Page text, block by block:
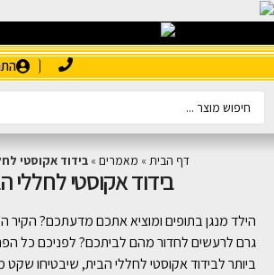
דף הבית » מאמרים »בידוד אקוסטי
בידוד אקוסטי לחללי
הילד מנגן בתופים ומוציא אתכם מדעתכם?
גרם לרעשים לחדור מהם לביתכם? לפניכם כל
ביותר לבידוד אקוסטי לחללי הבית, שיבטיחו